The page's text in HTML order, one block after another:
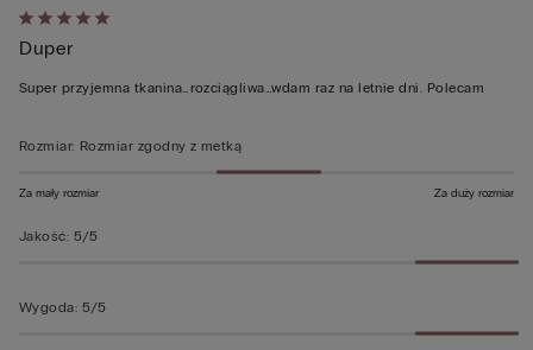
Ocena
5
z
Duper
Super przyjemna tkanina…rozciągliwa…wdam raz na letnie dni. Polecam
Rozmiar: Rozmiar zgodny z metką
Za mały rozmiar Za duży rozmiar
Jakość: 5/5
Wygoda: 5/5